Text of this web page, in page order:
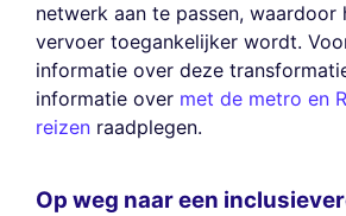
netwerk aan te passen, waardoor
vervoer toegankelijker wordt.
informatie over deze
informatie over met de metro en
reizen raadplegen.
Op weg naar een